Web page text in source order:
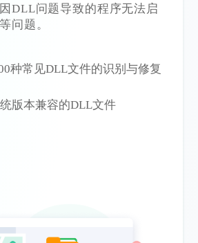
DLL问题导致的程序无法启
问题。
种常见DLL文件的识别与修复
版本兼容的DLL文件